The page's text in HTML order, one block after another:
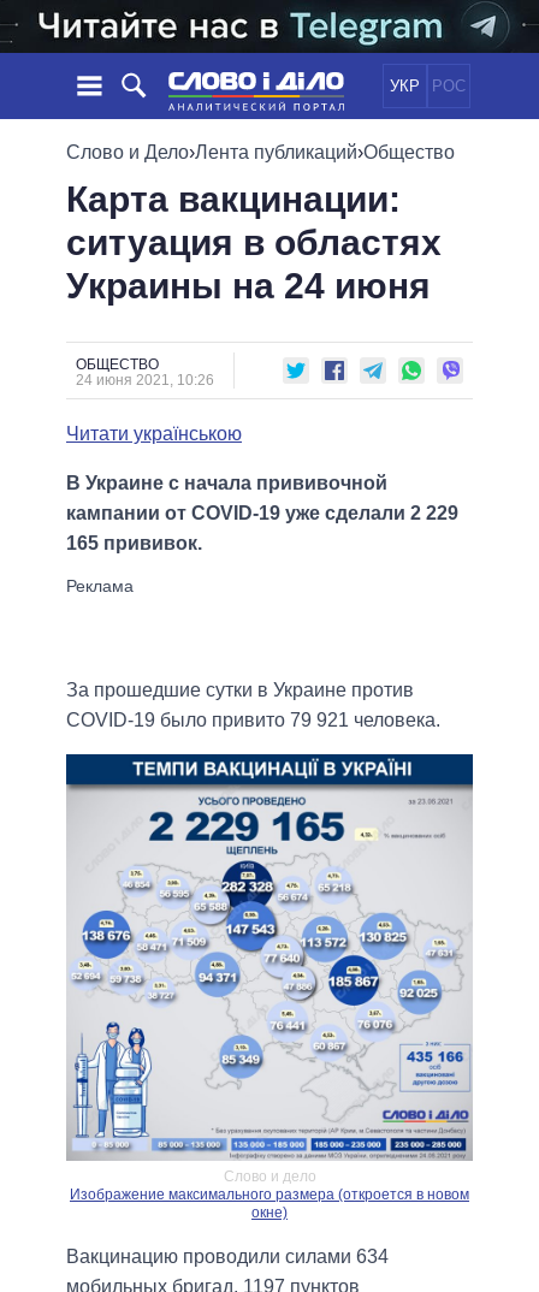
УКР РОС
НОВОСТИ
ЛЕНТА
СОБЫТИЯ
СТАТЬИ
МНЕНИЯ
ОБЗОРЫ
ДАЙДЖЕСТЫ
ПОЛИТИКА
ЭКОНОМИКА
ОБЩЕСТВО
ОБЕЩАНИЯ
ПОЛИТИКИ
ВСЕ ПОЛИТИКИ
ПРЕЗИДЕНТ И ОФИС
ВЕРХОВНАЯ РАДА
МЭРЫ
ВСЕ ПЕРСОНЫ
ВИДЕО
СРАВНЕНИЕ ПОЛИТИКОВ
Слово и Дело›Лента публикаций›Общество
Карта вакцинации:
ситуация в областях
Украины на 24 июня
ОБЩЕСТВО
24 июня 2021, 10:26
Читати українською
В Украине с начала прививочной
кампании от COVID-19 уже сделали 2 229
165 прививок.
За прошедшие сутки в Украине против
COVID-19 было привито 79 921 человека.
Слово и дело
Изображение максимального размера (откроется в новом
окне)
Вакцинацию проводили силами 634
мобильных бригад, 1197 пунктов